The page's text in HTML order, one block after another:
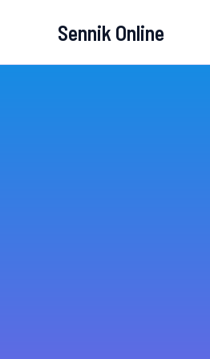
Sennik Online